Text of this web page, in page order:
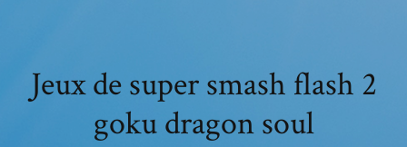
Jeux de super smash flash 2
goku dragon soul